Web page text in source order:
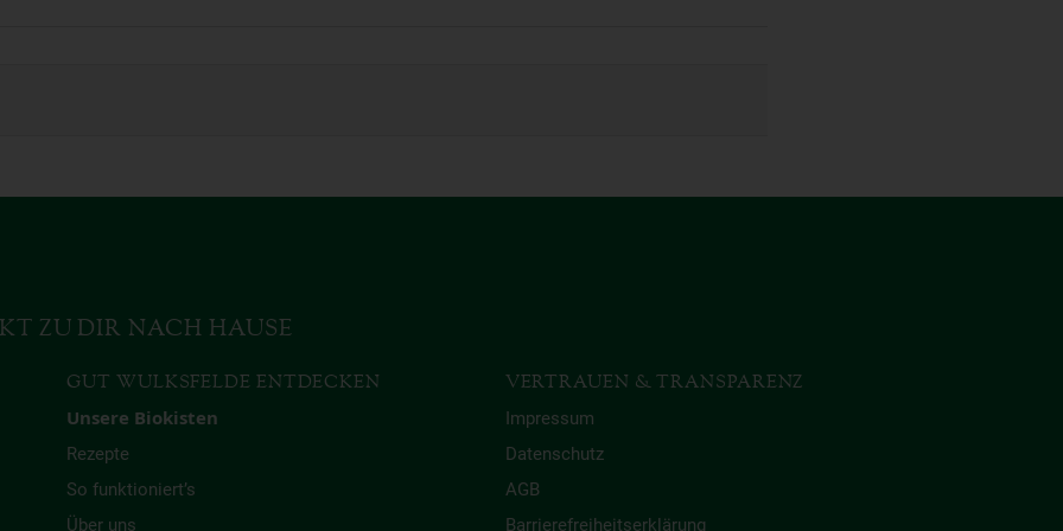
ZU DIR NACH HAUSE
GUT WULKSFELDE ENTDECKEN
Unsere Biokisten
Rezepte
So funktioniert’s
Über uns
VERTRAUEN & TRANSPARENZ
Impressum
Datenschutz
AGB
Barrierefreiheitserklärung